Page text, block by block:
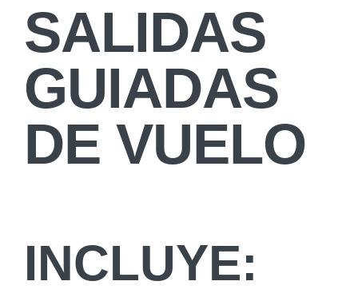
SALIDAS
GUIADAS
DE VUELO
INCLUYE: